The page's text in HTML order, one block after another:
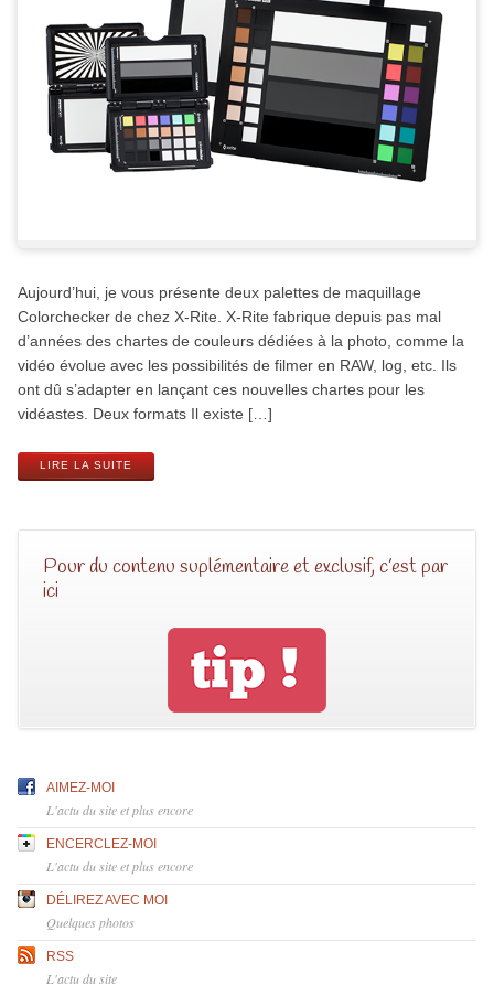
Aujourd’hui, je vous présente deux palettes de maquillage
Colorchecker de chez X-Rite. X-Rite fabrique depuis pas mal
d’années des chartes de couleurs dédiées à la photo, comme la
vidéo évolue avec les possibilités de filmer en RAW, log, etc. Ils
ont dû s’adapter en lançant ces nouvelles chartes pour les
vidéastes. Deux formats Il existe […]
LIRE LA SUITE
Pour du contenu suplémentaire et exclusif, c’est par
ici
AIMEZ-MOI
L'actu du site et plus encore
ENCERCLEZ-MOI
L'actu du site et plus encore
DÉLIREZ AVEC MOI
Quelques photos
RSS
L'actu du site